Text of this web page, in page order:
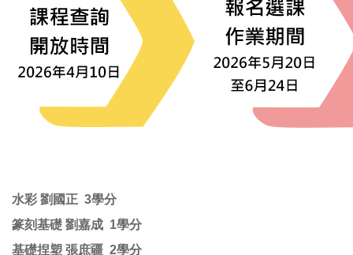
水彩 劉國正 3學分
篆刻基礎 劉嘉成 1學分
基礎捏塑 張庶疆 2學分